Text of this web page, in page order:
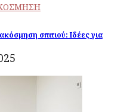
σπιτιού: Ιδέες για